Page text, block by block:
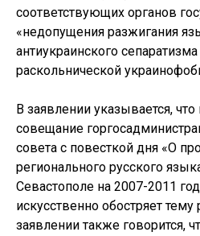
соответствующих органов
«недопущения разжигания
антиукраинского
раскольнической
В заявлении указывается,
совещание
совета с повесткой дня «О
регионального русского
Севастополе на 2007-2011
искусственно обостряет тему
заявлении также говорится,